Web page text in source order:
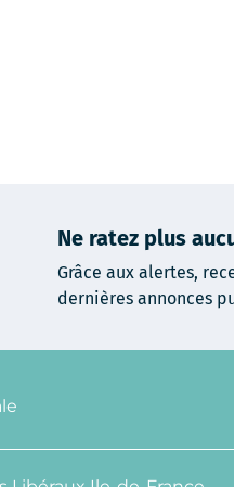
Ne ratez plus
Grâce aux alertes,
dernières annonces